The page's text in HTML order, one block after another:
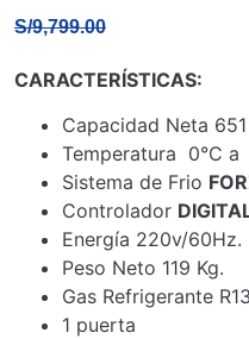
S/9,799.00
CARACTERÍSTICAS:
Capacidad Neta
Temperatura 0°C a
Sistema de Frio
Controlador
Energía 220v/60Hz.
Peso Neto 119 Kg.
Gas Refrigerante
1 puerta